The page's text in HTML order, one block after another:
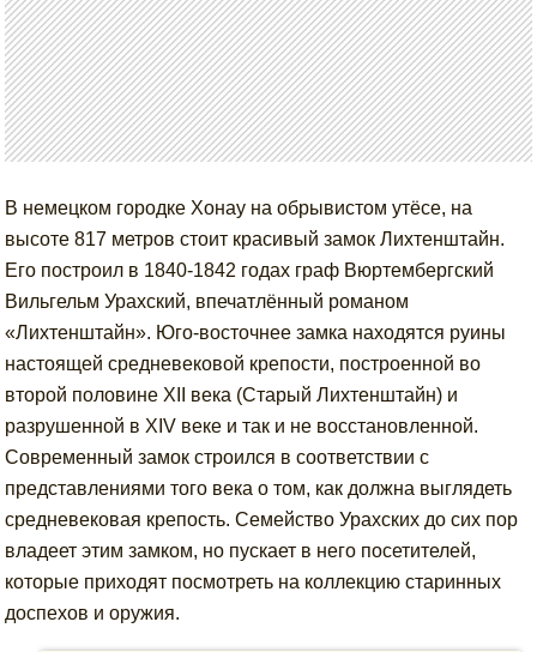
В немецком городке Хонау на обрывистом утёсе, на
высоте 817 метров стоит красивый замок Лихтенштайн.
Его построил в 1840-1842 годах граф Вюртембергский
Вильгельм Урахский, впечатлённый романом
«Лихтенштайн». Юго-восточнее замка находятся руины
настоящей средневековой крепости, построенной во
второй половине XII века (Старый Лихтенштайн) и
разрушенной в XIV веке и так и не восстановленной.
Современный замок строился в соответствии с
представлениями того века о том, как должна выглядеть
средневековая крепость. Семейство Урахских до сих пор
владеет этим замком, но пускает в него посетителей,
которые приходят посмотреть на коллекцию старинных
доспехов и оружия.